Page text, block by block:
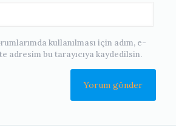
kullanılması için adım, e-
adresim bu tarayıcıya kaydedilsin.